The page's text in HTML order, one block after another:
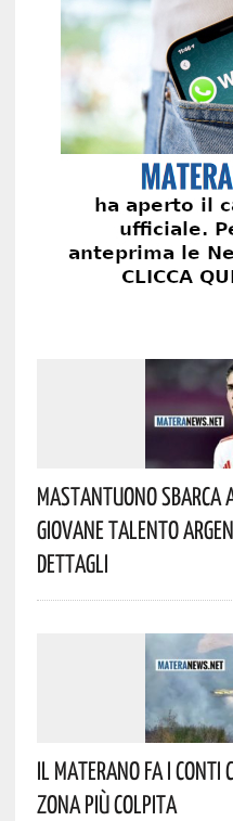
Mastantuono Sbarca
Giovane Talento
Dettagli
Il Materano Fa I Conti
Zona Più Colpita